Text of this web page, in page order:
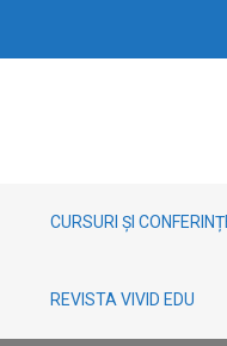
CURSURI ȘI
REVISTA VIVID EDU